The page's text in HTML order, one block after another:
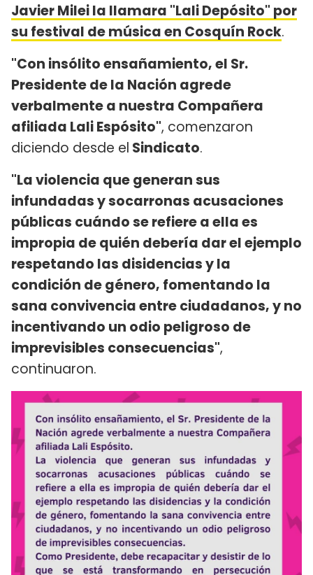
Javier Milei la llamara "Lali Depósito" por
su festival de música en Cosquín Rock.
"Con insólito ensañamiento, el Sr.
Presidente de la Nación agrede
verbalmente a nuestra Compañera
afiliada Lali Espósito", comenzaron
diciendo desde el Sindicato.
"La violencia que generan sus
infundadas y socarronas acusaciones
públicas cuándo se refiere a ella es
impropia de quién debería dar el ejemplo
respetando las disidencias y la
condición de género, fomentando la
sana convivencia entre ciudadanos, y no
incentivando un odio peligroso de
imprevisibles consecuencias",
continuaron.